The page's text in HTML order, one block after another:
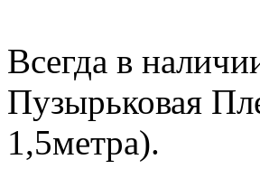
Всегда в
Пузырьковая
1,5метра).